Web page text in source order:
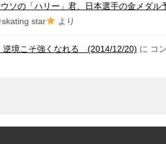
ソの「ハリー」君、日本選手の金メダル
star より
境こそ強くなれる (2014/12/20) に コ